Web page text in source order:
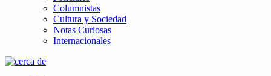
Columnistas
Cultura y Sociedad
Notas Curiosas
Internacionales